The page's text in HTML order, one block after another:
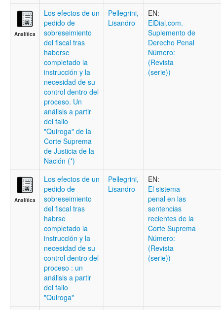
Analítica
Los efectos de un
pedido de
sobreseimiento
del fiscal tras
haberse
completado la
instrucción y la
necesidad de su
control dentro del
proceso. Un
análisis a partir
del fallo
"Quiroga" de la
Corte Suprema
de Justicia de la
Nación (*)
Pellegrini,
Lisandro
EN:
ElDial.com.
Suplemento de
Derecho Penal
Número:
(Revista
(serie))
Analítica
Los efectos de un
pedido de
sobreseimiento
del fiscal tras
habrse
completado la
instrucción y la
necesidad de su
control dentro del
proceso : un
análisis a partir
del fallo
"Quiroga"
Pellegrini,
Lisandro
EN:
El sistema
penal en las
sentencias
recientes de la
Corte Suprema
Número:
(Revista
(serie))